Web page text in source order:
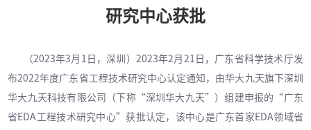
研究中心获批
（2023年3月1日，深圳）2023年2月21日，广东省科学技术厅发
布2022年度广东省工程技术研究中心认定通知，由华大九天旗下深圳
华大九天科技有限公司（下称“深圳华大九天”）组建申报的“广东
省EDA工程技术研究中心”获批认定，该中心是广东首家EDA领域省